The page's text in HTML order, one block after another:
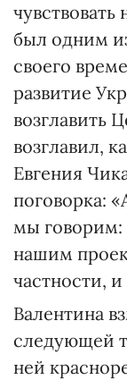
был одним
своего
развитие
возглавить
возглавил,
Евгения
поговорка:
мы говорим:
нашим
частности,
Валентина
следующей
ней